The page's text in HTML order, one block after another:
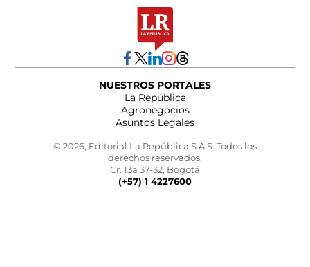
NUESTROS PORTALES
La República
Agronegocios
Asuntos Legales
© 2026, Editorial La República S.A.S. Todos los
derechos reservados.
Cr. 13a 37-32, Bogotá
(+57) 1 4227600